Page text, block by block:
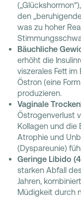
den
was zu hoher
Bäuchliche
erhöht die
viszerales Fett
Östron (eine
produzieren.
Vaginale
Östrogenverlust
Kollagen und die
Atrophie und
(Dyspareunie)
Geringe Libido
starken Abfall
Jahren,
Müdigkeit durch